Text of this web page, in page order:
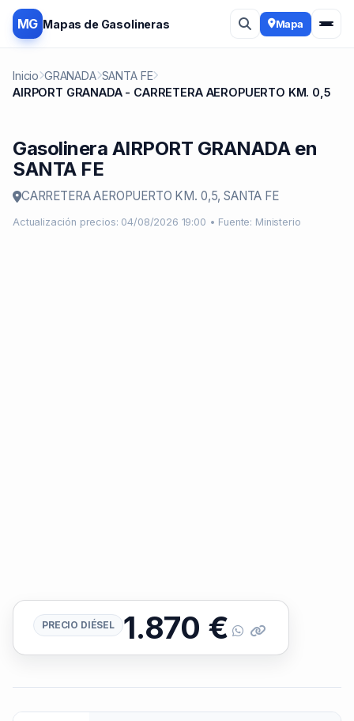
MG Mapas de Gasolineras Mapa
Inicio GRANADA SANTA FE
AIRPORT GRANADA - CARRETERA AEROPUERTO KM. 0,5
Gasolinera AIRPORT GRANADA en
SANTA FE
CARRETERA AEROPUERTO KM. 0,5, SANTA FE
Actualización precios: 04/08/2026 19:00 • Fuente: Ministerio
PRECIO DIÉSEL 1.870 €